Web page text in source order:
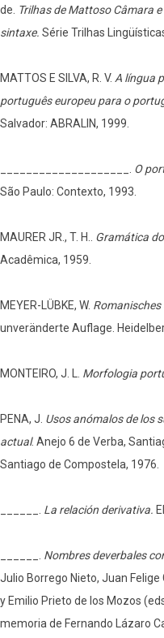
de. Trilhas de Mattoso Câmara
sintaxe. Série Trilhas
MATTOS E SILVA, R. V. A língua
português europeu para o
Salvador: ABRALIN, 1999.
O
São Paulo: Contexto, 1993.
MAURER JR., T. H.. Gramática
Acadêmica, 1959.
MEYER-LÜBKE, W.
unveränderte Auflage.
MONTEIRO, J. L. Morfologia
PENA, J. Usos anómalos de los
actual. Anejo 6 de Verba,
Santiago de Compostela, 1976.
La relación derivativa.
Nombres deverbales
Julio Borrego Nieto, Juan
y Emilio Prieto de los Mozos
memoria de Fernando Lázaro